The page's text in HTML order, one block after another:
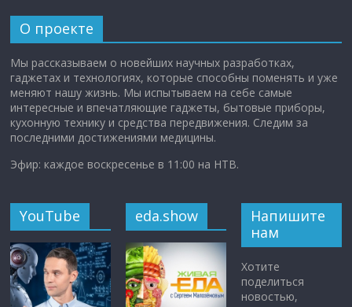
О проекте
Мы рассказываем о новейших научных разработках,
гаджетах и технологиях, которые способны поменять и уже
меняют нашу жизнь. Мы испытываем на себе самые
интересные и впечатляющие гаджеты, бытовые приборы,
кухонную технику и средства передвижения. Следим за
последними достижениями медицины.
Эфир: каждое воскресенье в 11:00 на НТВ.
YouTube eda.show
Напишите
нам
Хотите
поделиться
новостью,